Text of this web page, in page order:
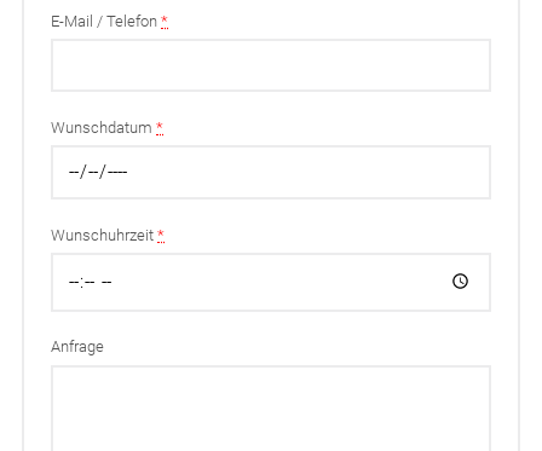
E-Mail / Telefon*
Wunschdatum*
Wunschuhrzeit*
Anfrage